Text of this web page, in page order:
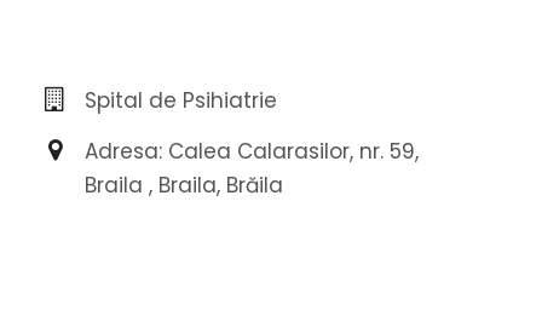
Spital de Psihiatrie
Adresa: Calea Calarasilor, nr. 59,
Braila , Braila, Brăila